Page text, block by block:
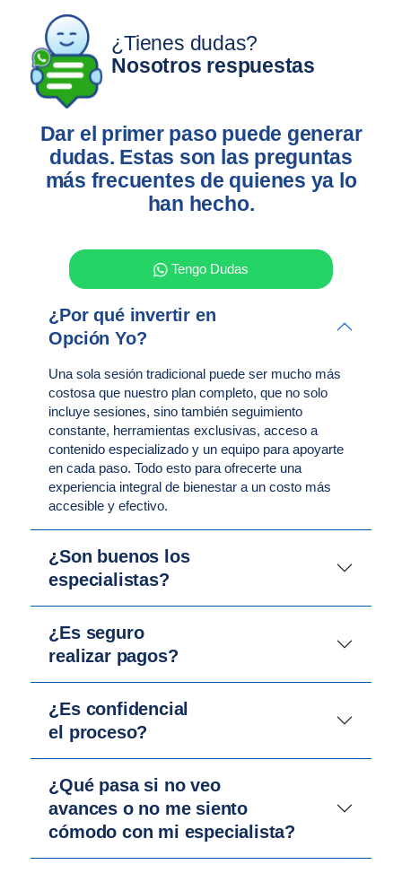
¿Tienes dudas?
Nosotros respuestas
Dar el primer paso puede generar
dudas. Estas son las preguntas
más frecuentes de quienes ya lo
han hecho.
Tengo Dudas
¿Por qué invertir en
Opción Yo?
Una sola sesión tradicional puede ser mucho más
costosa que nuestro plan completo, que no solo
incluye sesiones, sino también seguimiento
constante, herramientas exclusivas, acceso a
contenido especializado y un equipo para apoyarte
en cada paso. Todo esto para ofrecerte una
experiencia integral de bienestar a un costo más
accesible y efectivo.
¿Son buenos los
especialistas?
¿Es seguro
realizar pagos?
¿Es confidencial
el proceso?
¿Qué pasa si no veo
avances o no me siento
cómodo con mi especialista?